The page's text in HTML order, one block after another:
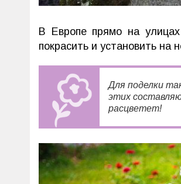
В Европе прямо на
покрасить и установить
Для поделки
этих
расцветет!